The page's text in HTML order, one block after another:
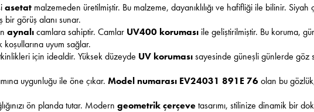
asetat malzemeden üretilmiştir. Bu malzeme, dayanıklılığı ve hafifliği ile bilinir.
bir görüş alanı sunar.
aynalıcamlara sahiptir. Camlar UV400 koruması ile geliştirilmiştir. Bu koruma,
uyum sağlar.
için idealdir. Yüksek düzeyde UV korumasısayesinde güneşli günlerde göz
uygunluğu ile öne çıkar. Model numarası EV24031 891E 76 olan bu
ön planda tutar. Modern geometrik çerçevetasarımı, stilinize dinamik bir